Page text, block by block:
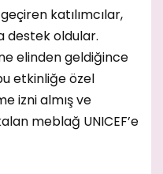
katılımcılar,
destek oldular.
elinden geldiğince
etkinliğe özel
izni almış ve
meblağ UNICEF’e